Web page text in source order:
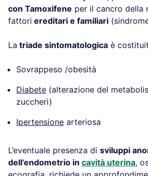
con Tamoxifene per il cancro della
fattori ereditari e familiari
La triade sintomatologica è
Sovrappeso /obesità
Diabete (alterazione del
zuccheri)
Ipertensione arteriosa
L’eventuale presenza di sviluppi
dell’endometrio in cavità uterina,